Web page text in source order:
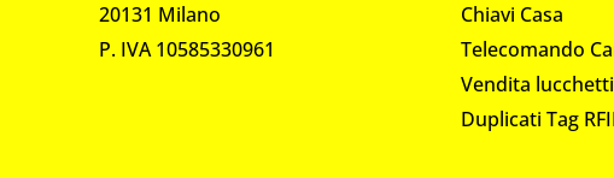
20131 Milano
P. IVA 10585330961
Chiavi Casa
Telecomando
Vendita
Duplicati Tag